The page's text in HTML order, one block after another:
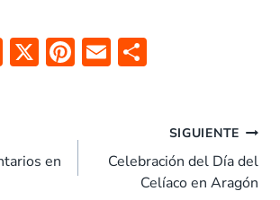
Li
dI
X Pi
es
t
E
ar
en
SIGUIENTE
Celebración del Día del
Celíaco en Aragón